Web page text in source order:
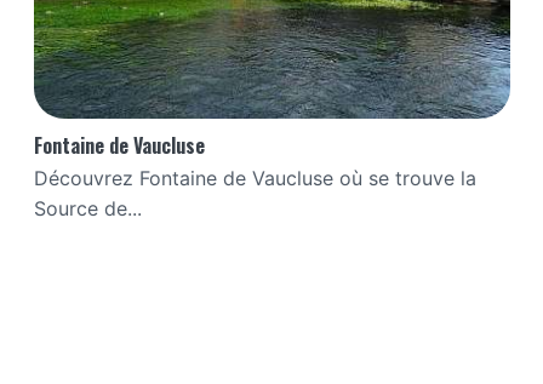
Fontaine de Vaucluse
Découvrez Fontaine de Vaucluse où se trouve la
Source de...